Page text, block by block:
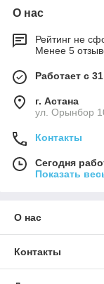
О нас
Рейтинг не
Менее 5
Работает с
г. Астана
ул. Орынбор
Контакты
Сегодня
Показать
О нас
Контакты